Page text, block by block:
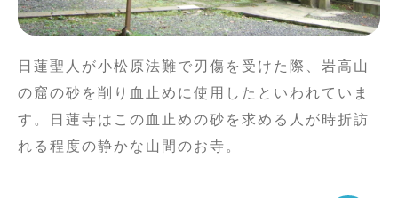
日蓮聖人が小松原法難で刃傷を受けた際、岩高山
の窟の砂を削り血止めに使用したといわれていま
す。日蓮寺はこの血止めの砂を求める人が時折訪
れる程度の静かな山間のお寺。